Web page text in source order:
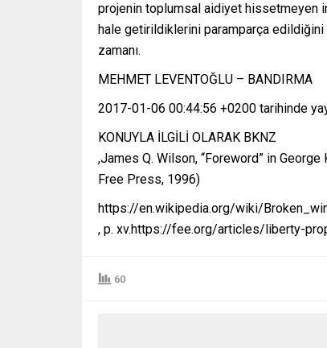
projenin toplumsal aidiyet hissetmeyen
hale getirildiklerini paramparça edildiğini
zamanı.
MEHMET LEVENTOĞLU – BANDIRMA
2017-01-06 00:44:56 +0200 tarihinde
KONUYLA İLGİLİ OLARAK BKNZ
,James Q. Wilson, “Foreword” in
Free Press, 1996)
https://en.wikipedia.org/wiki/
, p. xv.https://fee.org/articles/liberty-
60